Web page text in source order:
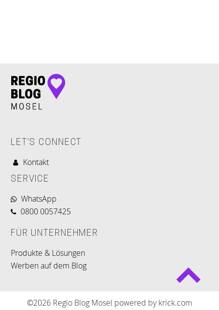
LET'S CONNECT
Kontakt
SERVICE
WhatsApp
0800 0057425
FÜR UNTERNEHMER
Produkte & Lösungen
Werben auf dem Blog
©2026 Regio Blog Mosel powered by krick.com